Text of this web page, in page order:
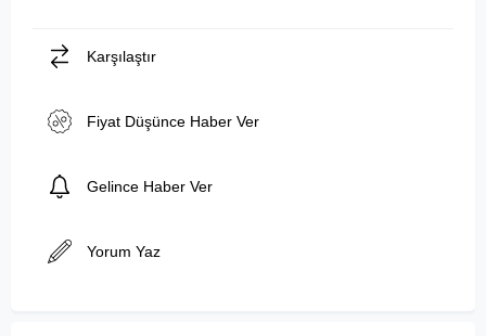
Karşılaştır
Fiyat Düşünce Haber Ver
Gelince Haber Ver
Yorum Yaz